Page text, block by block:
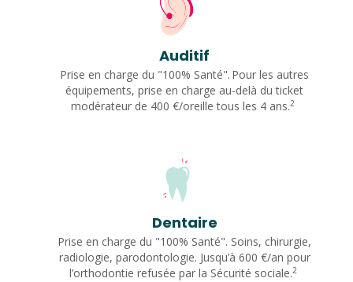
Auditif
Prise en charge du "100% Santé". Pour les autres
équipements, prise en charge au-delà du ticket
modérateur de 400 €/oreille tous les 4 ans.2
Dentaire
Prise en charge du "100% Santé". Soins, chirurgie,
radiologie, parodontologie. Jusqu’à 600 €/an pour
l’orthodontie refusée par la Sécurité sociale.2